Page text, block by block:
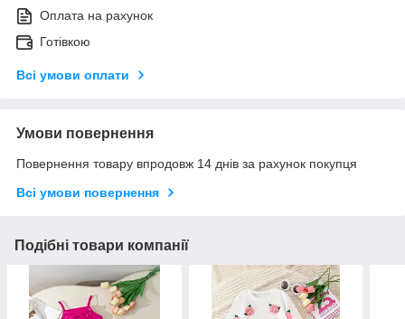
Оплата на рахунок
Готівкою
Всі умови оплати
Умови повернення
Повернення товару впродовж 14 днів за рахунок покупця
Всі умови повернення
Подібні товари компанії